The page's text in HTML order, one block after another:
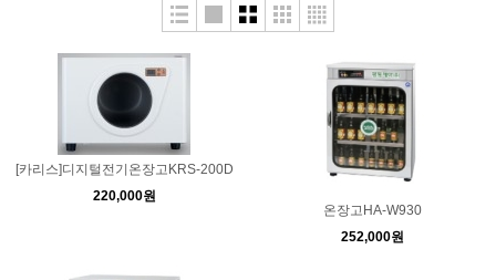
[카리스]디지털전기온장고KRS-200D
220,000원
온장고HA-W930
252,000원